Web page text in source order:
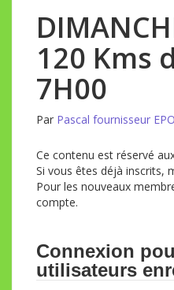
120 Kms
7H00
Par Pascal fournisseur EPO
Ce contenu est réservé
Si vous êtes déjà inscrits,
Pour les nouveaux
compte.
Connexion
utilisateurs